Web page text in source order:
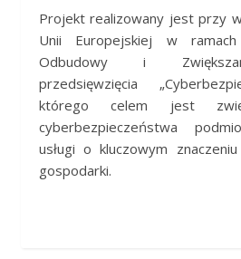
Projekt realizowany jest przy
Unii Europejskiej w
Odbudowy i
przedsięwzięcia
którego celem jest
cyberbezpieczeństwa
usługi o kluczowym
gospodarki.